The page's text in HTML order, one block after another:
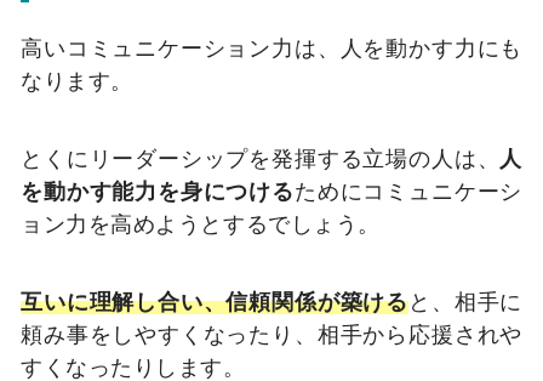
高いコミュニケーション力は、人を動かす力にも
なります。
とくにリーダーシップを発揮する立場の人は、
人
を動かす能力を身につけるためにコミュニケーシ
ョン力を高めようとするでしょう。
互いに理解し合い、信頼関係が築けると、相手に
頼み事をしやすくなったり、相手から応援されや
すくなったりします。